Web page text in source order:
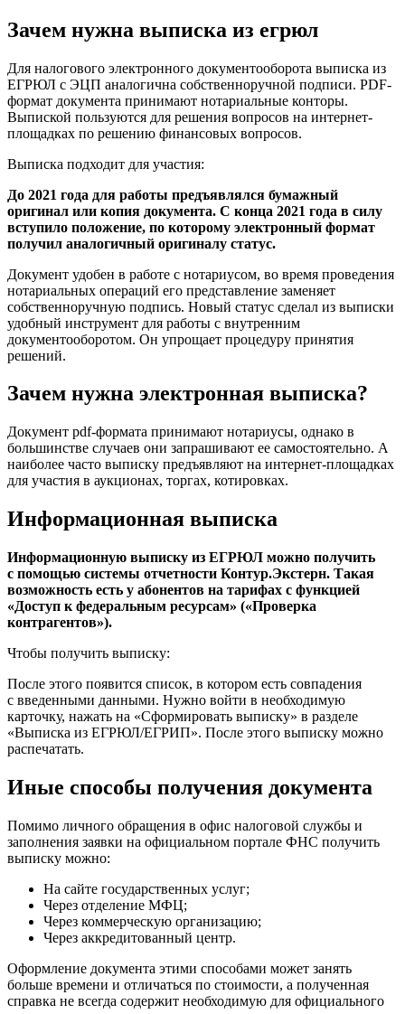
Зачем нужна выписка из егрюл
Для налогового электронного документооборота выписка из
EГPЮЛ с ЭЦП аналогична собственноручной подписи. PDF-
формат документа принимают нотариальные конторы.
Выпиской пользуются для решения вопросов на интернет-
площадках по решению финансовых вопросов.
Выписка подходит для участия:
До 2021 года для работы предъявлялся бумажный
оригинал или копия документа. С конца 2021 года в силу
вступило положение, по которому электронный формат
получил аналогичный оригиналу статус.
Документ удобен в работе с нотариусом, во время проведения
нотариальных операций его представление заменяет
собственноручную подпись. Новый статус сделал из выписки
удобный инструмент для работы с внутренним
документооборотом. Он упрощает процедуру принятия
решений.
Зачем нужна электронная выписка?
Документ pdf-формата принимают нотариусы, однако в
большинстве случаев они запрашивают ее самостоятельно. А
наиболее часто выписку предъявляют на интернет-площадках
для участия в аукционах, торгах, котировках.
Информационная выписка
Информационную выписку из ЕГРЮЛ можно получить
с помощью системы отчетности Контур.Экстерн. Такая
возможность есть у абонентов на тарифах с функцией
«Доступ к федеральным ресурсам» («Проверка
контрагентов»).
Чтобы получить выписку:
После этого появится список, в котором есть совпадения
с введенными данными. Нужно войти в необходимую
карточку, нажать на «Сформировать выписку» в разделе
«Выписка из ЕГРЮЛ/ЕГРИП». После этого выписку можно
распечатать.
Иные способы получения документа
Помимо личного обращения в офис налоговой службы и
заполнения заявки на официальном портале ФНС получить
выписку можно:
На сайте государственных услуг;
Через отделение МФЦ;
Через коммерческую организацию;
Через аккредитованный центр.
Оформление документа этими способами может занять
больше времени и отличаться по стоимости, а полученная
справка не всегда содержит необходимую для официального